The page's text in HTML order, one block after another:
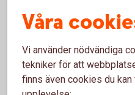
Swedbank FörsäkringAB
Våra
Vi använder nödvändiga
tekniker för att
finns även cookies du